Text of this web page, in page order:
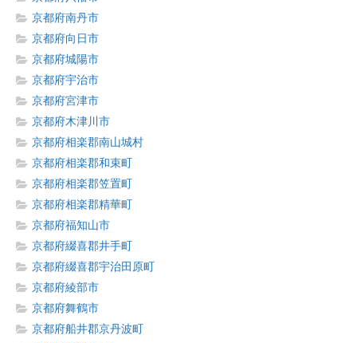
京都府南丹市
京都府向日市
京都府城陽市
京都府宇治市
京都府宮津市
京都府木津川市
京都府相楽郡南山城村
京都府相楽郡和束町
京都府相楽郡笠置町
京都府相楽郡精華町
京都府福知山市
京都府綴喜郡井手町
京都府綴喜郡宇治田原町
京都府綾部市
京都府舞鶴市
京都府船井郡京丹波町